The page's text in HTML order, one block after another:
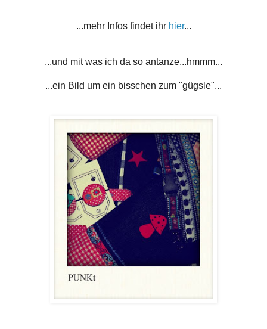
...mehr Infos findet ihr hier...
...und mit was ich da so antanze...hmmm...
...ein Bild um ein bisschen zum "gügsle"...